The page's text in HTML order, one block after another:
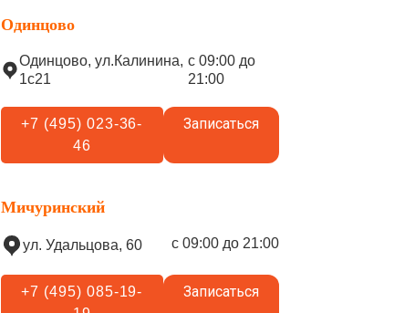
Одинцово
Одинцово, ул.Калинина,
1с21
с 09:00 до
21:00
+7 (495) 023-36-
46
Записаться
Мичуринский
ул. Удальцова, 60 с 09:00 до 21:00
+7 (495) 085-19-
Записаться